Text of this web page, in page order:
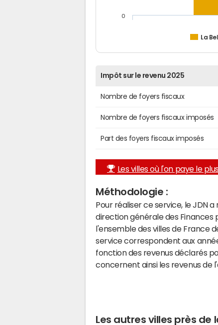
La
0
Impôt sur le revenu 2025
Nombre de foyers fiscaux
Nombre de foyers fiscaux imposés
Part des foyers fiscaux imposés
Les villes où l'on paye le
Méthodologie :
Pour réaliser ce service, le JDN
direction générale des Finances
l'ensemble des villes de France
service correspondent aux
fonction des revenus déclarés
concernent ainsi les revenus de
Les autres villes près de